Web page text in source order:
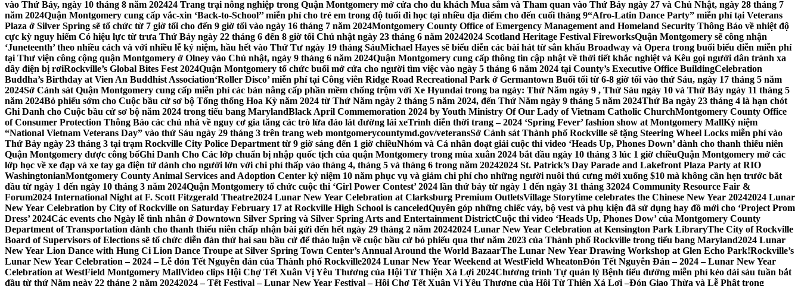
vào Thứ Bảy, ngày 10 tháng 8 năm 202424 Trang trại nông nghiệp trong Quận Montgomery mở cửa cho du khách Mua sắm và Tham quan vào Thứ Bảy ngày 27 và Chủ Nhật, ngày 28 tháng 7
năm 2024Quận Montgomery cung cấp vắc-xin ‘Back-to-School’’ miễn phí cho trẻ em trong độ tuổi đi học tại nhiều địa điểm cho đến cuối tháng 9“Afro-Latin Dance Party” miễn phí tại Veterans
Plaza ở Silver Spring sẽ tổ chức từ 7 giờ tối cho đến 9 giờ tối vào ngày 16 tháng 7 năm 2024Montgomery County Office of Emergency Management and Homeland Security Thông Báo về nhiệt độ
cực kỳ nguy hiểm Có hiệu lực từ trưa Thứ Bảy ngày 22 tháng 6 đến 8 giờ tối Chủ nhật ngày 23 tháng 6 năm 20242024 Scotland Heritage Festival FireworksQuận Montgomery sẽ công nhận
‘Juneteenth’ theo nhiều cách và với nhiều lễ kỷ niệm, hầu hết vào Thứ Tư ngày 19 tháng SáuMichael Hayes sẽ biểu diễn các bài hát từ sân khấu Broadway và Opera trong buổi biểu diễn miễn phí
tại Thư viện công cộng quận Montgomery ở Olney vào Chủ nhật, ngày 9 tháng 6 năm 2024Quận Montgomery cung cấp thông tin cập nhật về thời tiết khắc nghiệt và Kêu gọi người dân tránh xa
dây điện bị rơiRockville’s Global Bites Fest 2024Quận Montgomery tổ chức buổi mở cửa cho người tìm việc vào ngày 5 tháng 6 năm 2024 tại County’s Executive Office BuildingCelebration
Buddha’s Birthday at Vien An Buddhist Association‘Roller Disco’ miễn phí tại Công viên Ridge Road Recreational Park ở Germantown Buổi tối từ 6-8 giờ tối vào thứ Sáu, ngày 17 tháng 5 năm
2024Sở Cảnh sát Quận Montgomery cung cấp miễn phí các bản nâng cấp phần mềm chống trộm với Xe Hyundai trong ba ngày: Thứ Năm ngày 9 , Thứ Sáu ngày 10 và Thứ Bảy ngày 11 tháng 5
năm 2024Bỏ phiếu sớm cho Cuộc bầu cử sơ bộ Tổng thống Hoa Kỳ năm 2024 từ Thứ Năm ngày 2 tháng 5 năm 2024, đến Thứ Năm ngày 9 tháng 5 năm 2024Thứ Ba ngày 23 tháng 4 là hạn chót
Ghi Danh cho Cuộc bầu cử sơ bộ năm 2024 trong tiểu bang MarylandBlack April Commemoration 2024 by Youth Ministry Of Our Lady of Vietnam Catholic ChurchMontgomery County Office
of Consumer Protection Thông Báo các chủ nhà về nguy cơ gia tăng các trò lừa đảo lát đường lái xeTrình diễn thời trang – 2024 ‘Spring Fever’ fashion show at Montgomery MallKỷ niệm
“National Vietnam Veterans Day” vào thứ Sáu ngày 29 tháng 3 trên trang web montgomerycountymd.gov/veteransSở Cảnh sát Thành phố Rockville sẽ tặng Steering Wheel Locks miễn phí vào
Thứ Bảy ngày 23 tháng 3 tại trạm Rockville City Police Department từ 9 giờ sáng đến 1 giờ chiềuNhóm và Cá nhân đoạt giải cuộc thi video ‘Heads Up, Phones Down’ dành cho thanh thiếu niên
Quận Montgomery được công bốGhi Danh Cho Các lớp chuẩn bị nhập quốc tịch của quận Montgomery trong mùa xuân 2024 bắt đầu ngày 10 tháng 3 lúc 1 giờ chiềuQuận Montgomery mở các
lớp học về xe đạp và xe tay ga điện tử dành cho người lớn với chi phí thấp vào tháng 4, tháng 5 và tháng 6 trong năm 20242024 St. Patrick’s Day Parade and Lakefront Plaza Party at RIO
WashingtonianMontgomery County Animal Services and Adoption Center kỷ niệm 10 năm phục vụ và giảm chi phí cho những người nuôi thú cưng mới xuống $10 mà không cần hẹn trước bắt
đầu từ ngày 1 đến ngày 10 tháng 3 năm 2024Quận Montgomery tổ chức cuộc thi ‘Girl Power Contest’ 2024 lần thứ bảy từ ngày 1 đến ngày 31 tháng 32024 Community Resource Fair &
Forum2024 International Night at F. Scott Fitzgerald Theatre2024 Lunar New Year Celebration at Clarksburg Premium OutletsVillage Storytime celebrates the Chinese New Year 20242024 Lunar
New Year Celebration by City of Rockville on Saturday February 17 at Rockville High School is canceledQuyên góp những chiếc váy, bộ vest và phụ kiện đã sử dụng hay đồ mới cho ‘Project Prom
Dress’ 2024Các events cho Ngày lễ tình nhân ở Downtown Silver Spring và Silver Spring Arts and Entertainment DistrictCuộc thi video ‘Heads Up, Phones Dow’ của Montgomery County
Department of Transportation dành cho thanh thiếu niên chấp nhận bài gửi đến hết ngày 29 tháng 2 năm 20242024 Lunar New Year Celebration at Kensington Park LibraryThe City of Rockville
Board of Supervisors of Elections sẽ tổ chức diễn đàn thứ hai sau bầu cử để thảo luận về cuộc bầu cử bỏ phiếu qua thư năm 2023 của Thành phố Rockville trong tiểu bang Maryland2024 Lunar
New Year Lion Dance with Hung Ci Lion Dance Troupe at Silver Spring Town Center’s Annual Around the World BazaarThe Lunar New Year Drawing Workshop at Glen Echo Park!Rockville’s
Lunar New Year Celebration – 2024 – Lễ đón Tết Nguyên đán của Thành phố Rockville2024 Lunar New Year Weekend at WestField WheatonĐón Tết Nguyên Đán – 2024 – Lunar New Year
Celebration at WestField Montgomery MallVideo clips Hội Chợ Tết Xuân Vị Yêu Thương của Hội Từ Thiện Xá Lợi 2024Chương trình Tự quản lý Bệnh tiểu đường miễn phí kéo dài sáu tuần bắt
đầu từ thứ Năm ngày 22 tháng 2 năm 20242024 – Tết Festival – Lunar New Year Festival – Hội Chợ Tết Xuân Vị Yêu Thương của Hội Từ Thiện Xá Lợi –Đón Giao Thừa và Lễ Phật trong